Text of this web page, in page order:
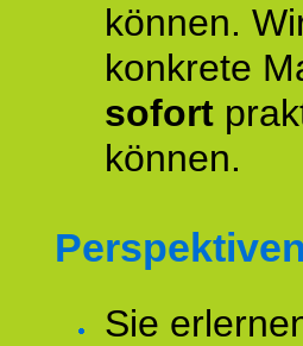
können.
konkrete
sofort
können.
Sie